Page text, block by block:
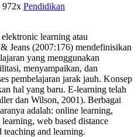
972x Pendidikan
learning atau
Jeans (2007:176) mendefinisikan
yang menggunakan
menyampaikan, dan
pembelajaran jarak jauh. Konsep
hal yang baru. E-learning telah
dan Wilson, 2001). Berbagai
adalah: online learning,
web based distance
teaching and learning.